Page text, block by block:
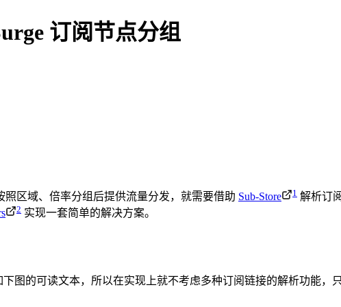
订阅节点分组
区域、倍率分组后提供流量分发，就需要借助 Sub-Store 1 解析订
2 实现一套简单的解决方案。
图的可读文本，所以在实现上就不考虑多种订阅链接的解析功能，